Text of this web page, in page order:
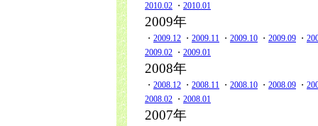
2010.02 ・ 2010.01
2009年
・ 2009.12 ・ 2009.11 ・ 2009.10 ・ 2009.09 ・
2009.02 ・ 2009.01
2008年
・ 2008.12 ・ 2008.11 ・ 2008.10 ・ 2008.09 ・
2008.02 ・ 2008.01
2007年